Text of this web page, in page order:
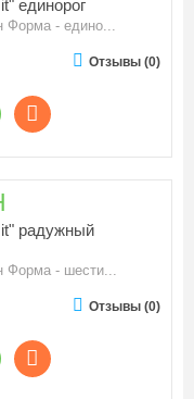
единорог
Форма - едино...
Отзывы (0)
радужный
Форма - шести...
Отзывы (0)